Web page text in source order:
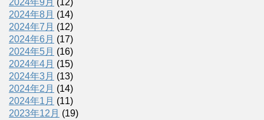
2024年9月 (12)
2024年8月 (14)
2024年7月 (12)
2024年6月 (17)
2024年5月 (16)
2024年4月 (15)
2024年3月 (13)
2024年2月 (14)
2024年1月 (11)
2023年12月 (19)